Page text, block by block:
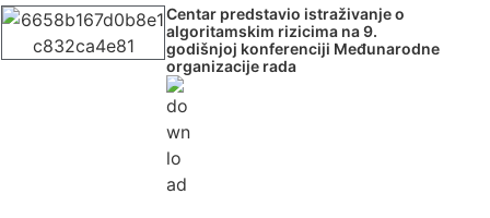
Centar predstavio istraživanje o
algoritamskim rizicima na 9.
godišnjoj konferenciji Međunarodne
organizacije rada